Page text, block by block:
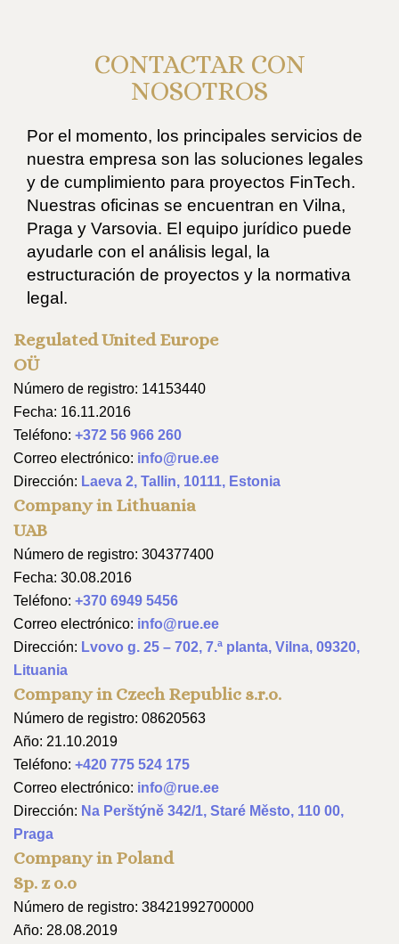
CONTACTAR CON
NOSOTROS
Por el momento, los principales servicios de
nuestra empresa son las soluciones legales
y de cumplimiento para proyectos FinTech.
Nuestras oficinas se encuentran en Vilna,
Praga y Varsovia. El equipo jurídico puede
ayudarle con el análisis legal, la
estructuración de proyectos y la normativa
legal.
Regulated United Europe
OÜ
Número de registro: 14153440
Fecha: 16.11.2016
Teléfono: +372 56 966 260
Correo electrónico: info@rue.ee
Dirección: Laeva 2, Tallin, 10111, Estonia
Company in Lithuania
UAB
Número de registro: 304377400
Fecha: 30.08.2016
Teléfono: +370 6949 5456
Correo electrónico: info@rue.ee
Dirección: Lvovo g. 25 – 702, 7.ª planta, Vilna, 09320,
Lituania
Company in Czech Republic s.r.o.
Número de registro: 08620563
Año: 21.10.2019
Teléfono: +420 775 524 175
Correo electrónico: info@rue.ee
Dirección: Na Perštýně 342/1, Staré Město, 110 00,
Praga
Company in Poland
Sp. z o.o
Número de registro: 38421992700000
Año: 28.08.2019